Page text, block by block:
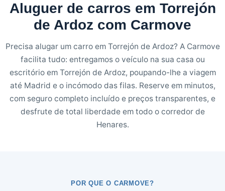
Aluguer de carros em Torrejón
de Ardoz com Carmove
Precisa alugar um carro em Torrejón de Ardoz? A Carmove
facilita tudo: entregamos o veículo na sua casa ou
escritório em Torrejón de Ardoz, poupando-lhe a viagem
até Madrid e o incómodo das filas. Reserve em minutos,
com seguro completo incluído e preços transparentes, e
desfrute de total liberdade em todo o corredor de
Henares.
POR QUE O CARMOVE?